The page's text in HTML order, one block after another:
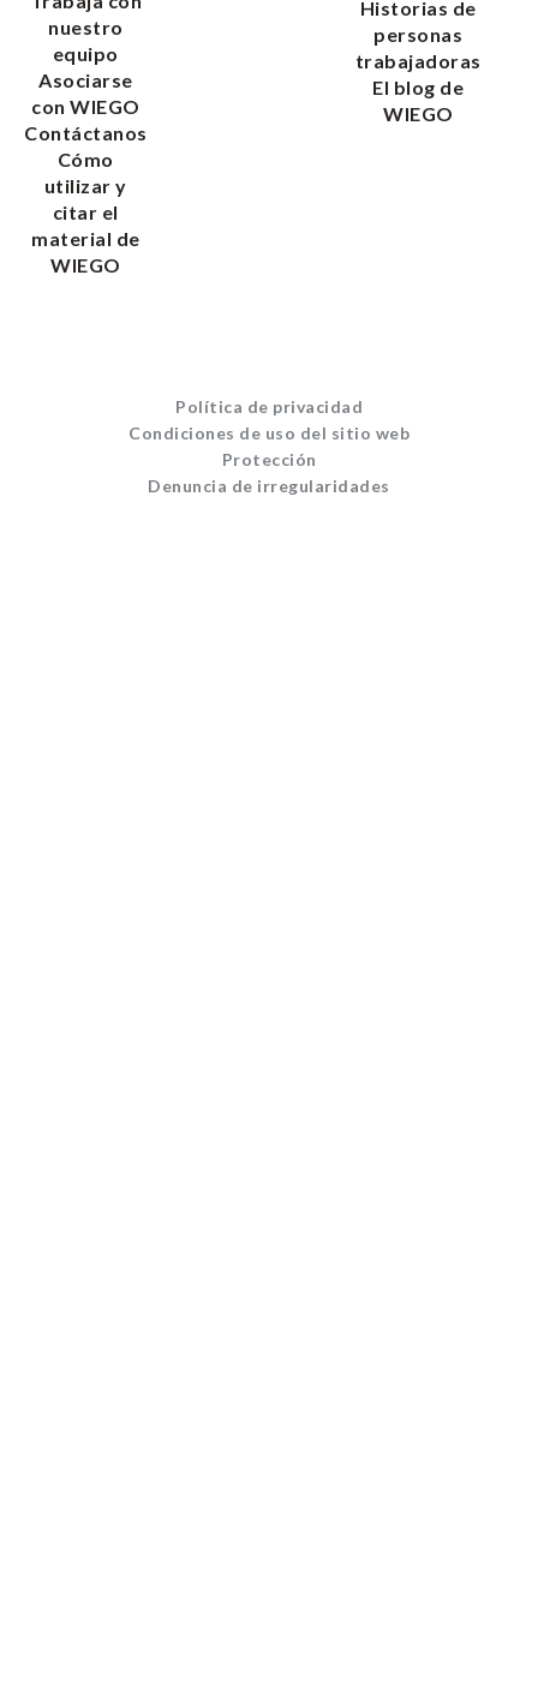
nuestro
equipo
Asociarse
con WIEGO
Contáctanos
Cómo
utilizar y
citar el
material de
WIEGO
Historias de
personas
trabajadoras
El blog de
WIEGO
Política de privacidad
Condiciones de uso del sitio web
Protección
Denuncia de irregularidades